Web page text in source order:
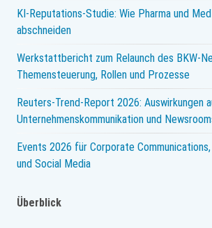
KI-Reputations-Studie: Wie Pharma und
abschneiden
Werkstattbericht zum Relaunch des BKW-
Themensteuerung, Rollen und Prozesse
Reuters-Trend-Report 2026: Auswirkungen
Unternehmenskommunikation und
Events 2026 für Corporate
und Social Media
Überblick